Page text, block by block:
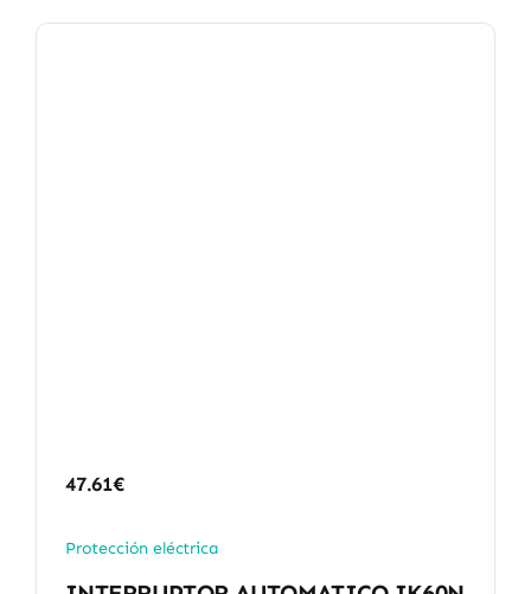
47.61€
Protección eléctrica